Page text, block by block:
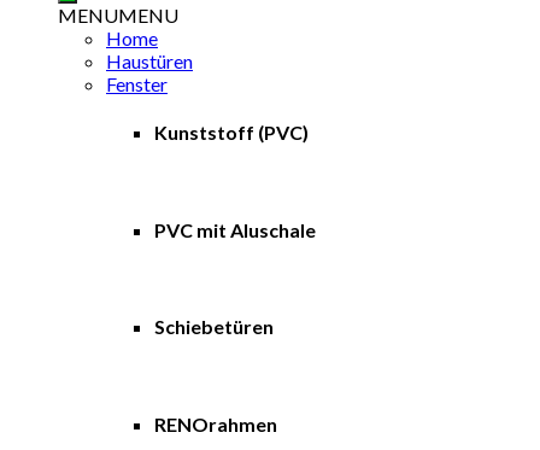
MENUMENU
Home
Haustüren
Fenster
Kunststoff (PVC)
PVC mit Aluschale
Schiebetüren
RENOrahmen